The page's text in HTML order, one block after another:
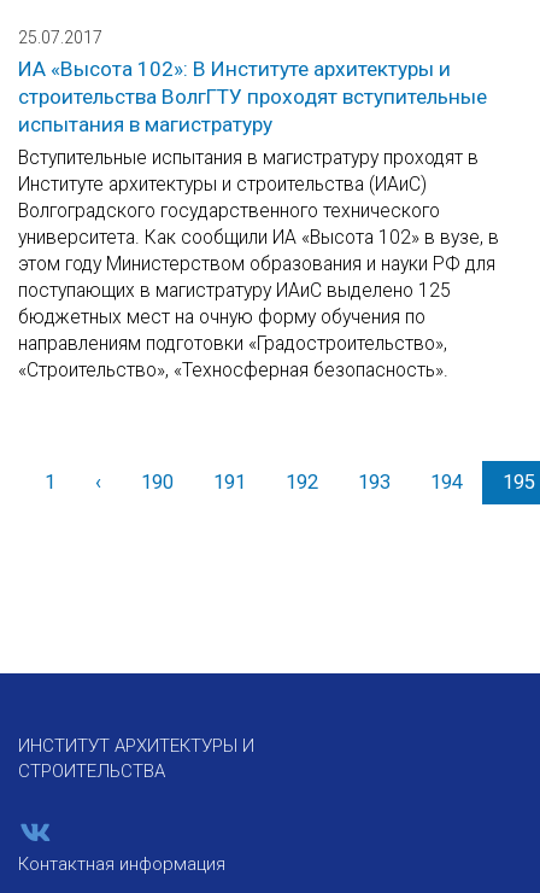
25.07.2017
ИА «Высота 102»: В Институте архитектуры и
строительства ВолгГТУ проходят вступительные
испытания в магистратуру
Вступительные испытания в магистратуру проходят в
Институте архитектуры и строительства (ИАиС)
Волгоградского государственного технического
университета. Как сообщили ИА «Высота 102» в вузе, в
этом году Министерством образования и науки РФ для
поступающих в магистратуру ИАиС выделено 125
бюджетных мест на очную форму обучения по
направлениям подготовки «Градостроительство»,
«Строительство», «Техносферная безопасность».
1 ‹Назад190 191 192 193 194 195
ИНСТИТУТ АРХИТЕКТУРЫ И
СТРОИТЕЛЬСТВА
Контактная информация